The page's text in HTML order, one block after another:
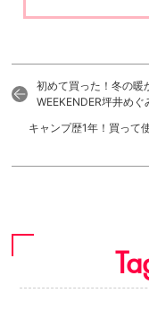
初めて買った！冬の暖
WEEKENDER坪井めぐ
キャンプ歴1年！買って